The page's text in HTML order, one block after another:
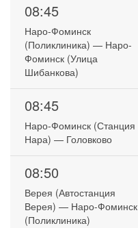
08:45
Наро-Фоминск
(Поликлиника) — Наро-
Фоминск (Улица
Шибанкова)
08:45
Наро-Фоминск (Станция
Нара) — Головково
08:50
Верея (Автостанция
Верея) — Наро-Фоминск
(Поликлиника)